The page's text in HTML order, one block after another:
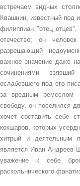
встречаем видных
Квашнин, известный под
филиппиан "отец
отечество; он
разрешающий
важное значение даже
сочинениями
ослабевшего под его
за вредным ремеслом
свободу, он поселился
хочет составить себе
кокшаров, которых
хитрый и деятельным
является Иван Андреев
уважение к себе
раскольнического